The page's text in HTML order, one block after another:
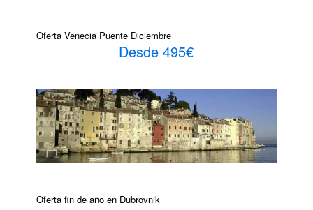
Oferta Venecia Puente Diciembre
Desde 495€
Oferta fin de año en Dubrovnik